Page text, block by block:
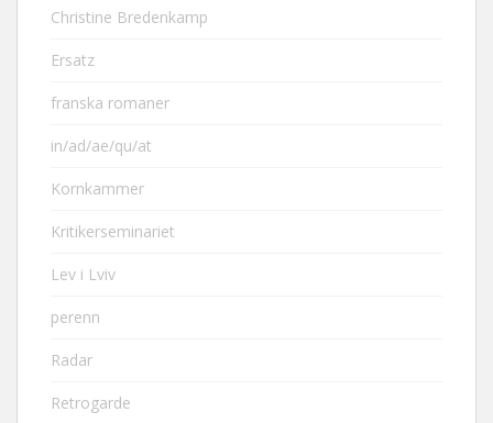
Christine Bredenkamp
Ersatz
franska romaner
in/ad/ae/qu/at
Kornkammer
Kritikerseminariet
Lev i Lviv
perenn
Radar
Retrogarde